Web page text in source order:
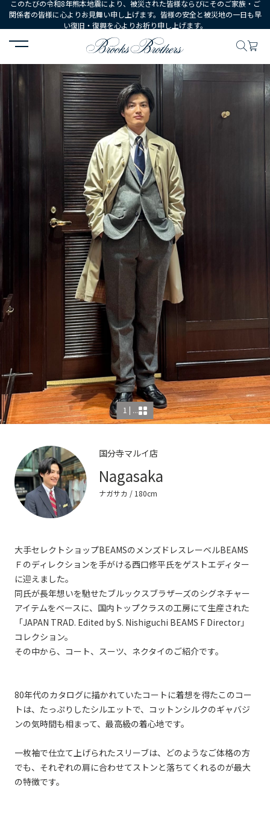
このたびの令和8年熊本地震により、被災された皆様ならびにそのご家族・ご
関係者の皆様に心よりお見舞い申し上げます。皆様の安全と被災地の一日も早
い復旧・復興を心よりお祈り申し上げます。
HOME コーディネート コーディネート詳細
1 | ...
国分寺マルイ店
Nagasaka
ナガサカ / 180cm
大手セレクトショップBEAMSのメンズドレスレーベルBEAMS
Ｆのディレクションを手がける西口修平氏をゲストエディター
に迎えました。
同氏が長年想いを馳せたブルックスブラザーズのシグネチャー
アイテムをベースに、国内トップクラスの工房にて生産された
「JAPAN TRAD. Edited by S. Nishiguchi BEAMS F Director」
コレクション。
その中から、コート、スーツ、ネクタイのご紹介です。
80年代のカタログに描かれていたコートに着想を得たこのコー
トは、たっぷりしたシルエットで、コットンシルクのギャバジ
ンの気時間も相まって、最高級の着心地です。
一枚袖で仕立て上げられたスリーブは、どのようなご体格の方
でも、それぞれの肩に合わせてストンと落ちてくれるのが最大
の特徴です。